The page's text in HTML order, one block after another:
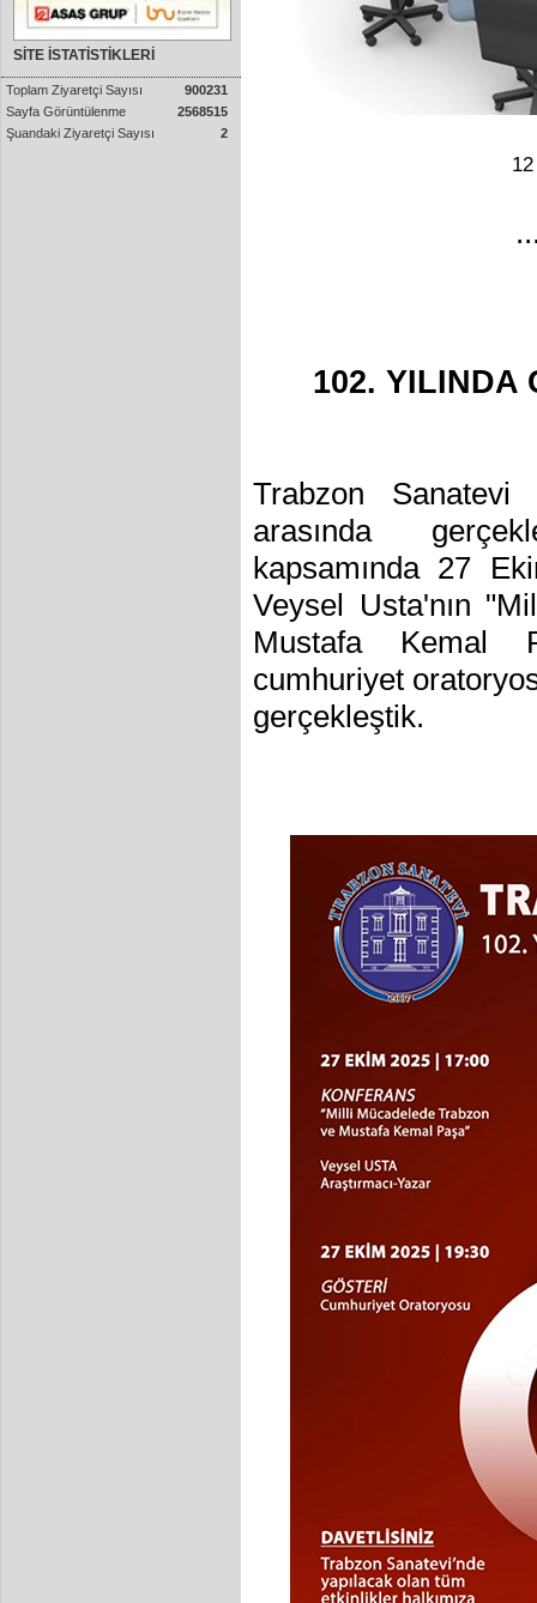
SİTE İSTATİSTİKLERİ
Toplam Ziyaretçi Sayısı
900231
Sayfa Görüntülenme
2568515
Şuandaki Ziyaretçi Sayısı
2
102. YILINDA
Trabzon
arasında
kapsamında 27
Veysel Usta'nın
Mustafa Kemal
cumhuriyet
gerçekleştik.